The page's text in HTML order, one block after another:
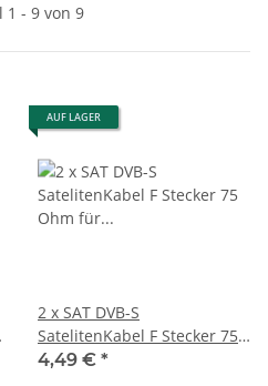
1 - 9 von 9
AUF LAGER
2 x SAT DVB-S
SatelitenKabel F Stecker 75
Ohm für Satellit LNB
4,49 € *